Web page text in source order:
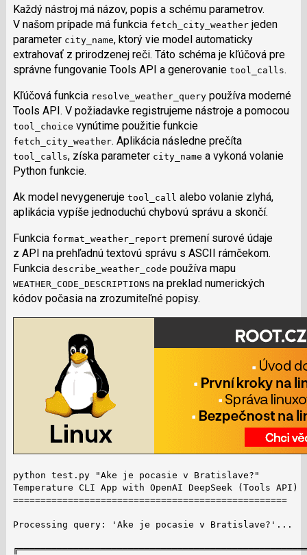
Každý nástroj má názov, popis a schému parametrov.
V našom prípade má funkcia fetch_city_weatherjeden
parameter city_name, ktorý vie model automaticky
extrahovať z prirodzenej reči. Táto schéma je kľúčová pre
správne fungovanie Tools API a generovanie tool_calls.
Kľúčová funkcia resolve_weather_querypoužíva moderné
Tools API. V požiadavke registrujeme nástroje a pomocou
tool_choice vynútime použitie funkcie
fetch_city_weather. Aplikácia následne prečíta
tool_calls, získa parameter city_name a vykoná volanie
Python funkcie.
Ak model nevygeneruje tool_call alebo volanie zlyhá,
aplikácia vypíše jednoduchú chybovú správu a skončí.
Funkcia format_weather_report premení surové údaje
z API na prehľadnú textovú správu s ASCII rámčekom.
Funkcia describe_weather_code používa mapu
WEATHER_CODE_DESCRIPTIONS na preklad numerických
kódov počasia na zrozumiteľné popisy.
python test.py "Ake je pocasie v Bratislave?"
Temperature CLI App with OpenAI DeepSeek (Tools API)
==================================================
Processing query: 'Ake je pocasie v Bratislave?'...